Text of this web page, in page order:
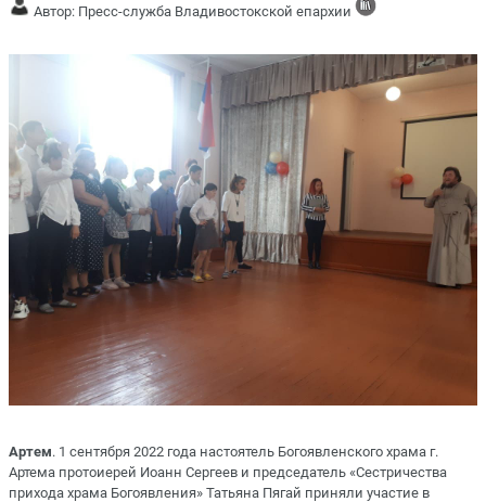
Автор: Пресс-служба Владивостокской епархии
Артем. 1 сентября 2022 года настоятель Богоявленского храма г.
Артема протоиерей Иоанн Сергеев и председатель «Сестричества
прихода храма Богоявления» Татьяна Пягай приняли участие в